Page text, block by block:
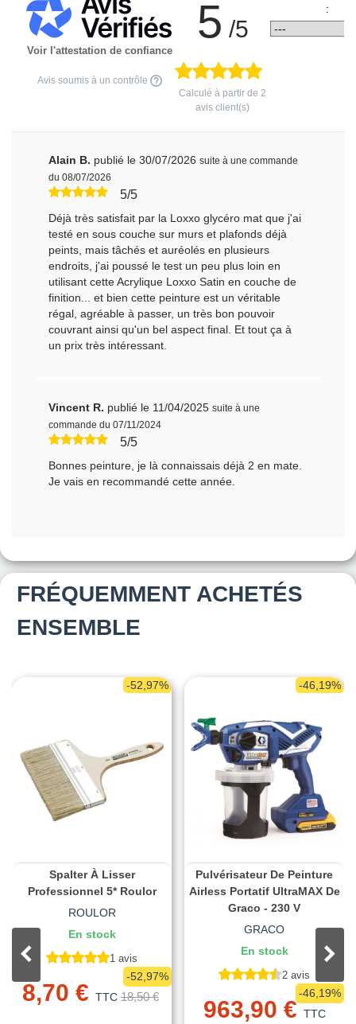
Voir l'attestation de confiance
Avis soumis à un contrôle
5 /5
Calculé à partir de 2
avis client(s)
:
Alain B. publié le 30/07/2026 suite à une commande
du 08/07/2026
5/5
Déjà très satisfait par la Loxxo glycéro mat que j'ai
testé en sous couche sur murs et plafonds déjà
peints, mais tâchés et auréolés en plusieurs
endroits, j'ai poussé le test un peu plus loin en
utilisant cette Acrylique Loxxo Satin en couche de
finition... et bien cette peinture est un véritable
régal, agréable à passer, un très bon pouvoir
couvrant ainsi qu'un bel aspect final. Et tout ça à
un prix très intéressant.
Vincent R. publié le 11/04/2025 suite à une
commande du 07/11/2024
5/5
Bonnes peinture, je là connaissais déjà 2 en mate.
Je vais en recommandé cette année.
FRÉQUEMMENT ACHETÉS
ENSEMBLE
-52,97%
Spalter À Lisser
Professionnel 5* Roulor
ROULOR
En stock
1 avis
8,70 € TTC 18,50 €
-52,97%
-46,19%
Pulvérisateur De Peinture
Airless Portatif UltraMAX De
Graco - 230 V
GRACO
En stock
2 avis
963,90 € TTC
-46,19%